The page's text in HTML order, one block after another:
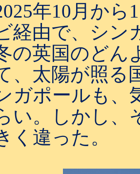
年10 月から
経由で、シン
の英国のどん
、太陽が照る
ガポールも、
い。しかし、
く違った。